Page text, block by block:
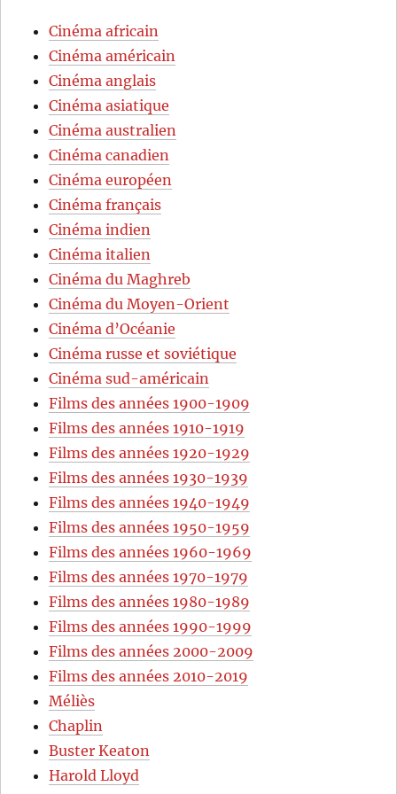
Cinéma africain
Cinéma américain
Cinéma anglais
Cinéma asiatique
Cinéma australien
Cinéma canadien
Cinéma européen
Cinéma français
Cinéma indien
Cinéma italien
Cinéma du Maghreb
Cinéma du Moyen-Orient
Cinéma d’Océanie
Cinéma russe et soviétique
Cinéma sud-américain
Films des années 1900-1909
Films des années 1910-1919
Films des années 1920-1929
Films des années 1930-1939
Films des années 1940-1949
Films des années 1950-1959
Films des années 1960-1969
Films des années 1970-1979
Films des années 1980-1989
Films des années 1990-1999
Films des années 2000-2009
Films des années 2010-2019
Méliès
Chaplin
Buster Keaton
Harold Lloyd